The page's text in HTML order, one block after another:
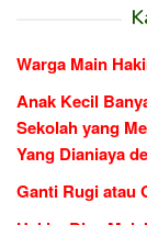
Warga Main
Anak Kecil
Sekolah yang
Yang Dianiaya
Ganti Rugi atau